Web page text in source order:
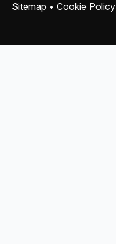
Sitemap • Cookie Policy